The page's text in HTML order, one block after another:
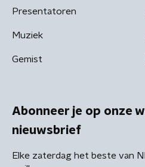
Presentatoren
Muziek
Gemist
Abonneer je op onze
nieuwsbrief
Elke zaterdag het beste van